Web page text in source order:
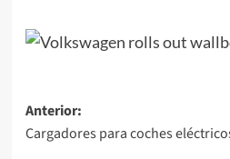
Navegación
de
Anterior:
Cargadores para coches